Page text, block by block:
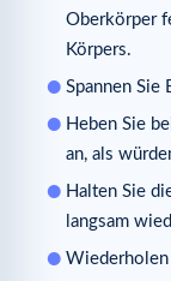
Oberkörper
Körpers.
Spannen Sie
Heben Sie
an, als
Halten Sie
langsam
Wiederholen